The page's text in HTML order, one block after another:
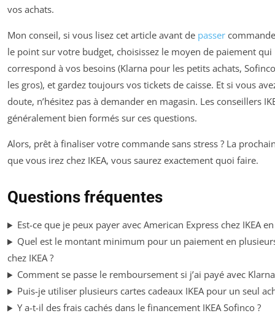
vos achats.
Mon conseil, si vous lisez cet article avant de passer
le point sur votre budget, choisissez le moyen de paiement qui
correspond à vos besoins (Klarna pour les petits achats,
les gros), et gardez toujours vos tickets de caisse. Et si vous
doute, n’hésitez pas à demander en magasin. Les conseillers
généralement bien formés sur ces questions.
Alors, prêt à finaliser votre commande sans stress ? La
que vous irez chez IKEA, vous saurez exactement quoi faire.
Questions fréquentes
Est-ce que je peux payer avec American Express chez IKEA
Quel est le montant minimum pour un paiement en
chez IKEA ?
Comment se passe le remboursement si j’ai payé avec
Puis-je utiliser plusieurs cartes cadeaux IKEA pour un seul
Y a-t-il des frais cachés dans le financement IKEA Sofinco ?